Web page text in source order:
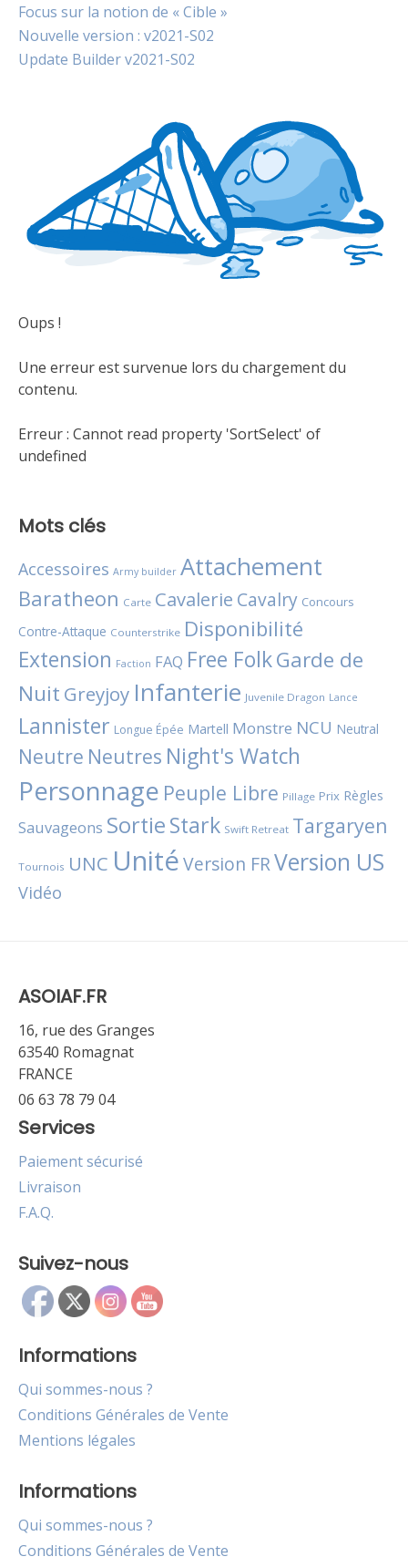
Focus sur la notion de « Cible »
Nouvelle version : v2021-S02
Update Builder v2021-S02
Oups !
Une erreur est survenue lors du chargement du
contenu.
Erreur : Cannot read property 'SortSelect' of
undefined
Mots clés
Accessoires Army builder Attachement
Baratheon Carte Cavalerie Cavalry Concours
Contre-Attaque Counterstrike Disponibilité
Extension Faction FAQ Free FolkGarde de
Nuit Greyjoy Infanterie Juvenile Dragon Lance
Lannister Longue Épée Martell Monstre NCU Neutral
Neutre Neutres Night's Watch
Personnage Peuple Libre Pillage Prix Règles
Sauvageons SortieStark Swift Retreat Targaryen
Tournois UNC UnitéVersion FRVersion US
Vidéo
ASOIAF.FR
16, rue des Granges
63540 Romagnat
FRANCE
06 63 78 79 04
Services
Paiement sécurisé
Livraison
F.A.Q.
Suivez-nous
Informations
Qui sommes-nous ?
Conditions Générales de Vente
Mentions légales
Informations
Qui sommes-nous ?
Conditions Générales de Vente